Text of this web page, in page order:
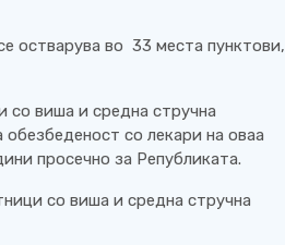
остварува во 33 места пунктови,
со виша и средна стручна
со лекари на оваа
просечно за Републиката.
со виша и средна стручна